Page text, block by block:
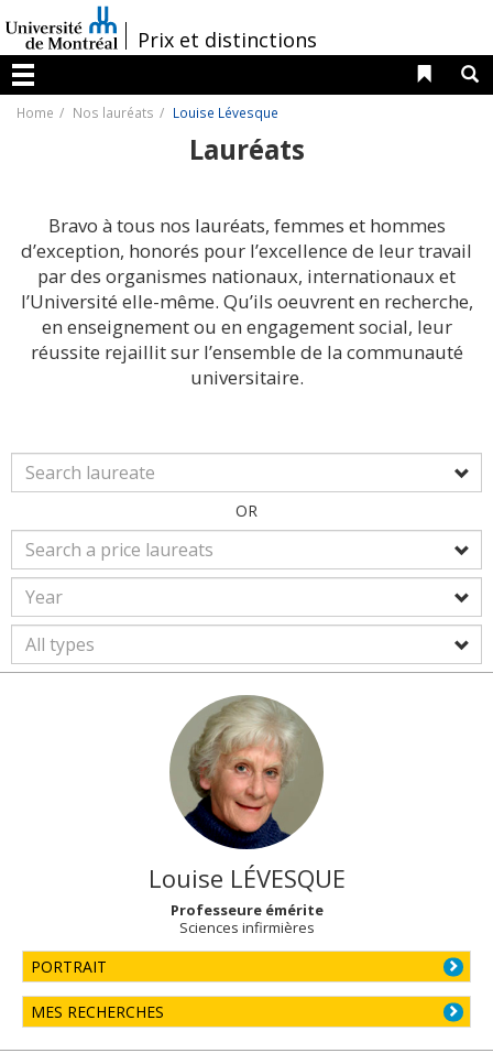
au
contenu
/Prix et distinctions
Menu
Liens
Home Nos lauréats Louise Lévesque
Lauréats
Bravo à tous nos lauréats, femmes et hommes
d’exception, honorés pour l’excellence de leur travail
par des organismes nationaux, internationaux et
l’Université elle-même. Qu’ils oeuvrent en recherche,
en enseignement ou en engagement social, leur
réussite rejaillit sur l’ensemble de la communauté
universitaire.
OR
Louise LÉVESQUE
Professeure émérite
Sciences infirmières
PORTRAIT
MES RECHERCHES